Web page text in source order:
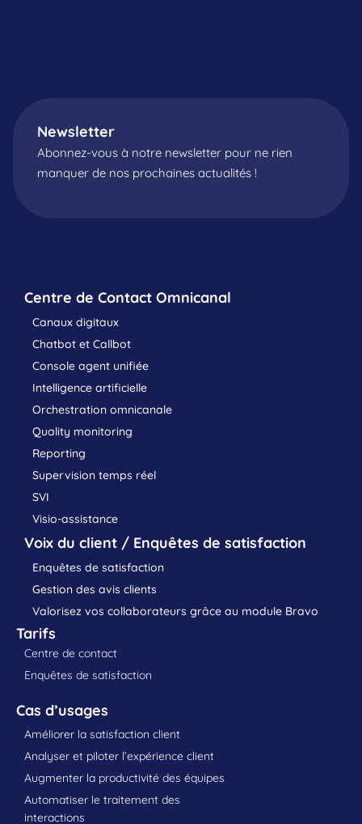
Newsletter
Abonnez-vous à notre newsletter pour ne rien
manquer de nos prochaines actualités !
Centre de Contact Omnicanal
Canaux digitaux
Chatbot et Callbot
Console agent unifiée
Intelligence artificielle
Orchestration omnicanale
Quality monitoring
Reporting
Supervision temps réel
SVI
Visio-assistance
Voix du client / Enquêtes de satisfaction
Enquêtes de satisfaction
Gestion des avis clients
Valorisez vos collaborateurs grâce au module Bravo
Tarifs
Centre de contact
Enquêtes de satisfaction
Cas d’usages
Améliorer la satisfaction client
Analyser et piloter l’expérience client
Augmenter la productivité des équipes
Automatiser le traitement des
interactions